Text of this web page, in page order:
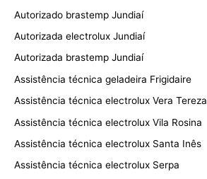
Autorizado brastemp Jundiaí
Autorizada electrolux Jundiaí
Autorizada brastemp Jundiaí
Assistência técnica geladeira Frigidaire
Assistência técnica electrolux Vera Tereza
Assistência técnica electrolux Vila Rosina
Assistência técnica electrolux Santa Inês
Assistência técnica electrolux Serpa